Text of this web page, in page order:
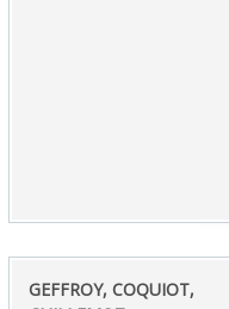
‎GEFFROY, COQUIOT,